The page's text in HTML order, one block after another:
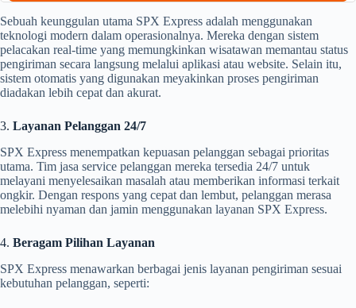
Sebuah keunggulan utama SPX Express adalah menggunakan
teknologi modern dalam operasionalnya. Mereka dengan sistem
pelacakan real-time yang memungkinkan wisatawan memantau status
pengiriman secara langsung melalui aplikasi atau website. Selain itu,
sistem otomatis yang digunakan meyakinkan proses pengiriman
diadakan lebih cepat dan akurat.
3. Layanan Pelanggan 24/7
SPX Express menempatkan kepuasan pelanggan sebagai prioritas
utama. Tim jasa service pelanggan mereka tersedia 24/7 untuk
melayani menyelesaikan masalah atau memberikan informasi terkait
ongkir. Dengan respons yang cepat dan lembut, pelanggan merasa
melebihi nyaman dan jamin menggunakan layanan SPX Express.
4. Beragam Pilihan Layanan
SPX Express menawarkan berbagai jenis layanan pengiriman sesuai
kebutuhan pelanggan, seperti: